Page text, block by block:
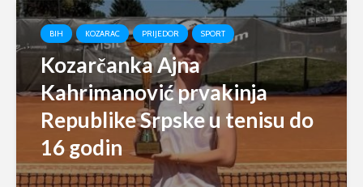
BIH KOZARAC PRIJEDOR SPORT
Kozarčanka Ajna
Kahrimanović prvakinja
Republike Srpske u tenisu do
16 godin